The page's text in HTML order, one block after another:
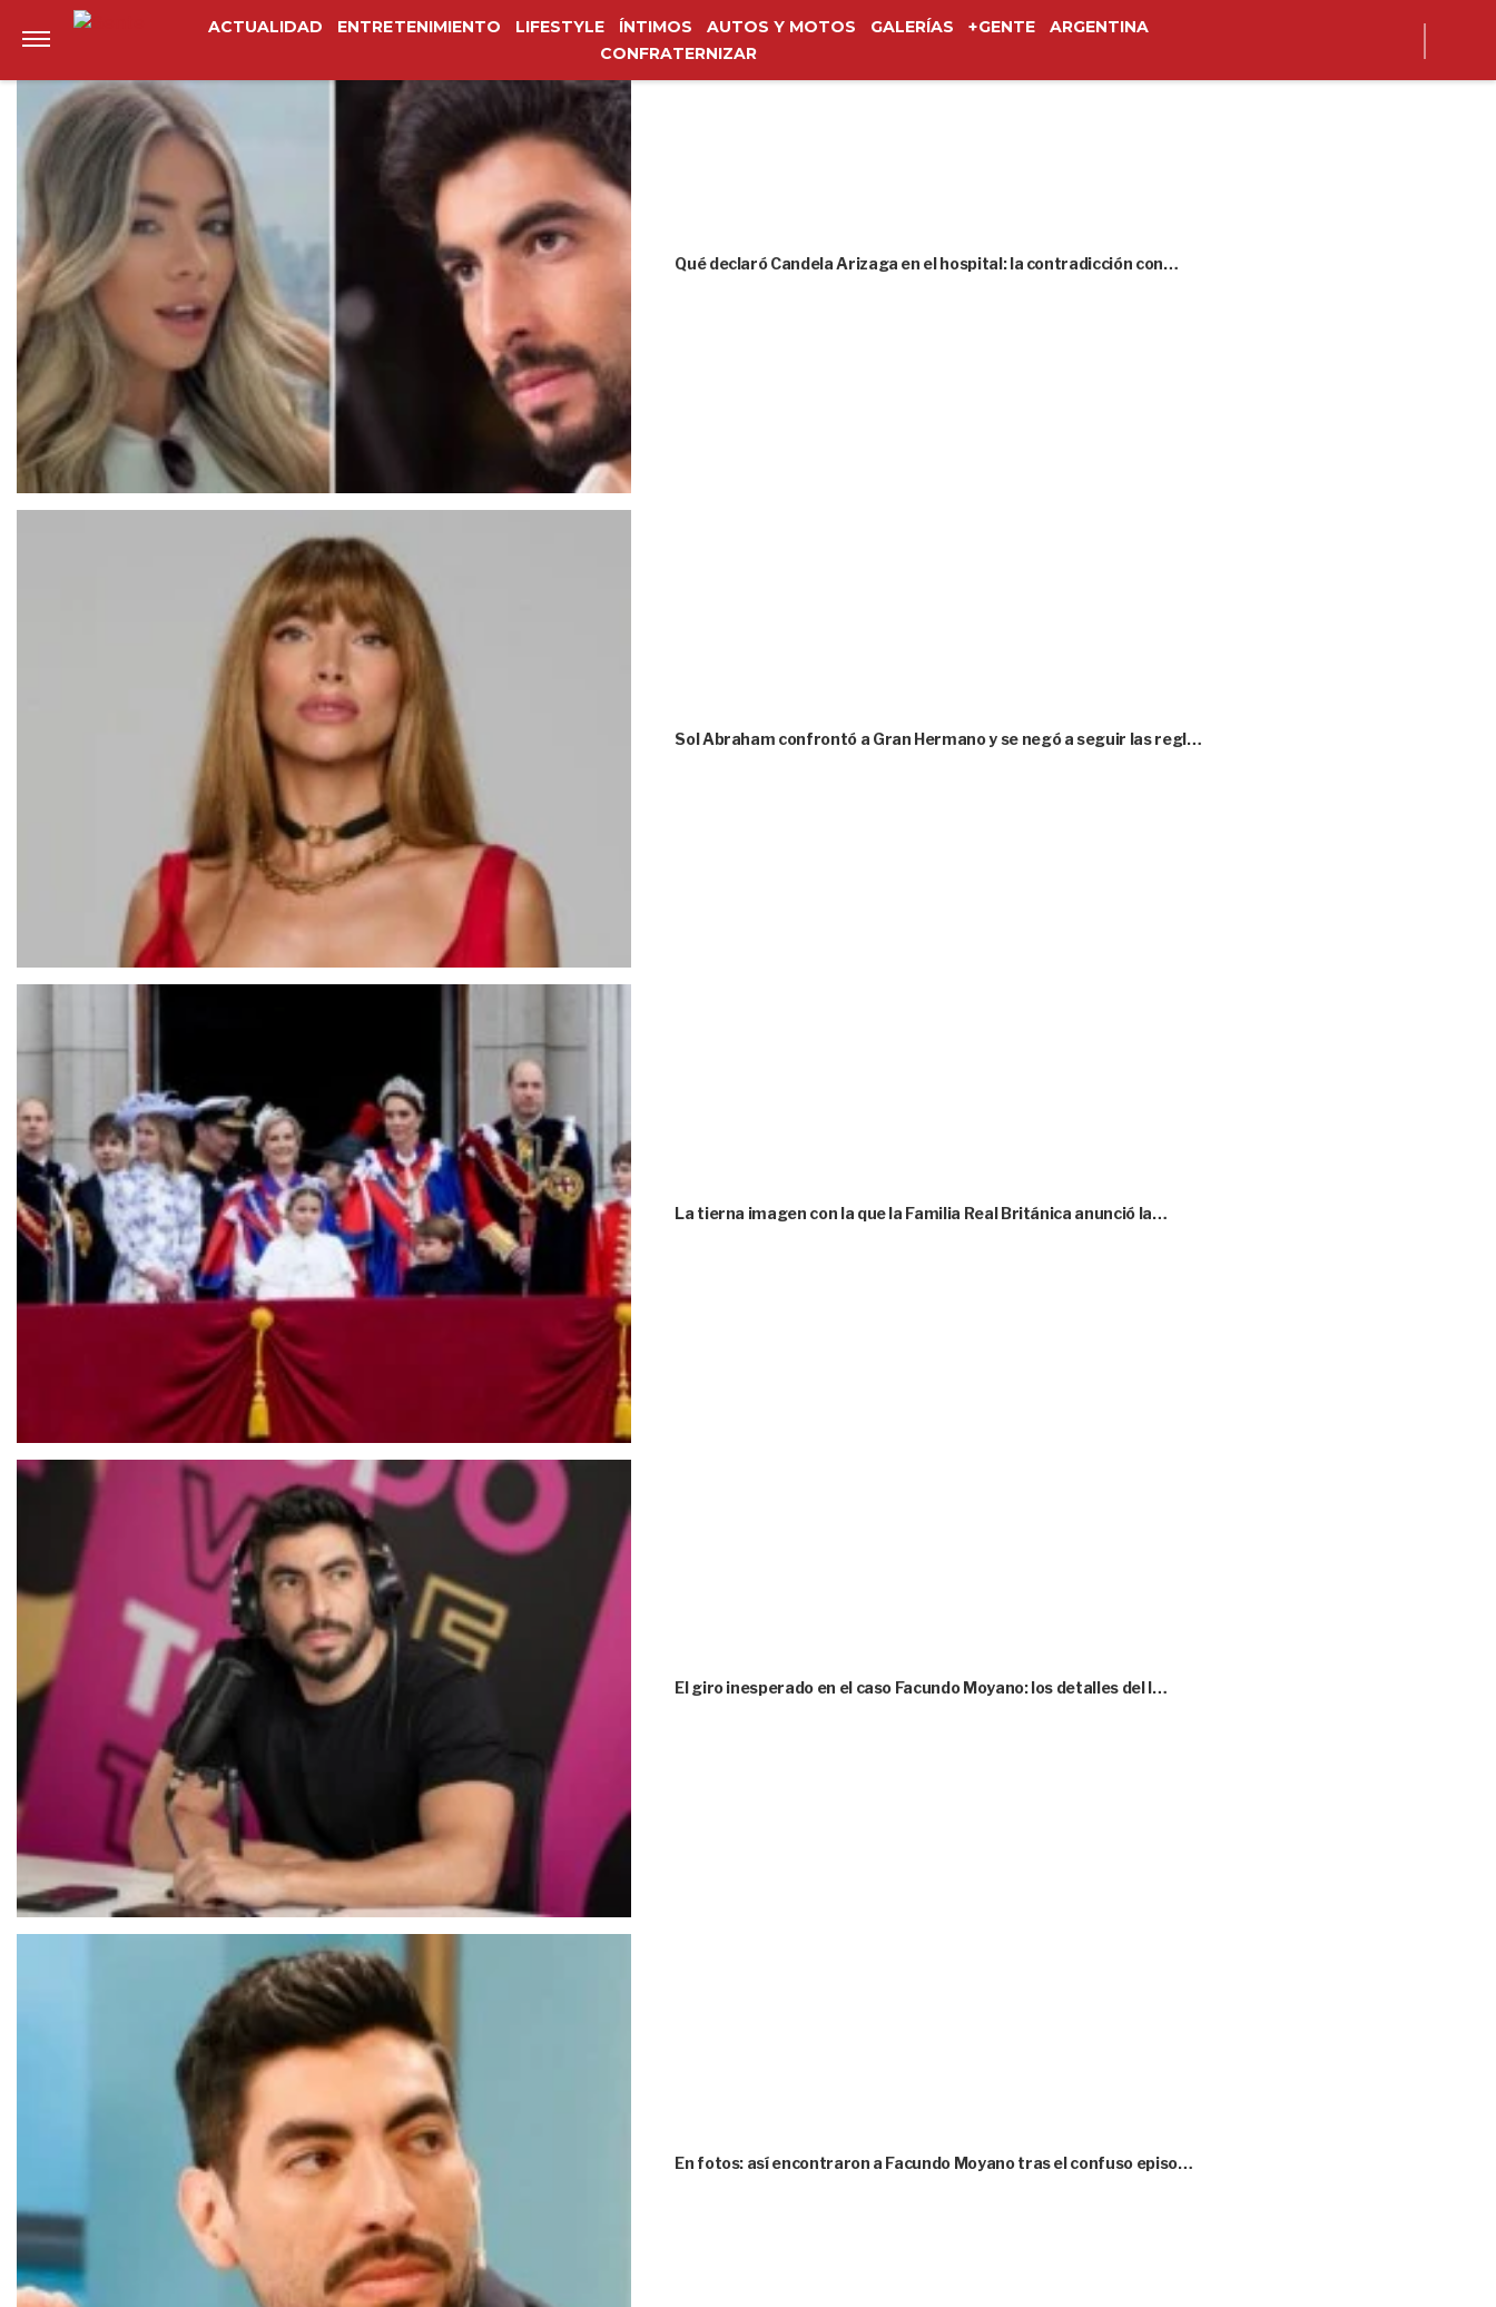
ACTUALIDAD ENTRETENIMIENTO LIFESTYLE ÍNTIMOS AUTOS Y MOTOS GALERÍAS +GENTE
ARGENTINA
CONFRATERNIZAR
Anterior
Qué declaró Candela Arizaga en el hospital: la contradicción con…
Sol Abraham confrontó a Gran Hermano y se negó a seguir las regl…
La tierna imagen con la que la Familia Real Británica anunció la…
El giro inesperado en el caso Facundo Moyano: los detalles del l…
En fotos: así encontraron a Facundo Moyano tras el confuso episo…
Siguiente